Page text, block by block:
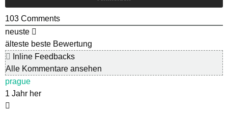
103 Comments
neuste
älteste beste Bewertung
Inline Feedbacks
Alle Kommentare ansehen
prague
1 Jahr her